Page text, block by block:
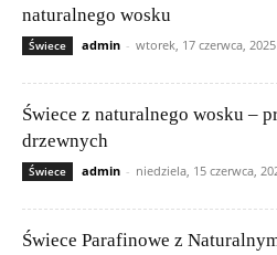
naturalnego wosku
Świece admin - wtorek, 17 czerwca, 2025
Świece z naturalnego wosku –
drzewnych
Świece admin - niedziela, 15 czerwca,
Świece Parafinowe z